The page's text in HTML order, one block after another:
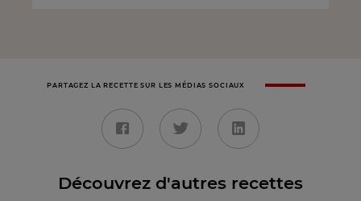
PARTAGEZ LA RECETTE SUR LES MÉDIAS SOCIAUX
Découvrez d'autres recettes